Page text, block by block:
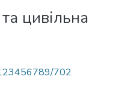
цивільна
702